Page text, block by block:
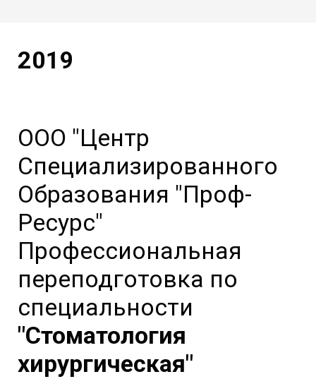
2019
ООО "Центр
Специализированного
Образования "Проф-
Ресурс"
Профессиональная
переподготовка по
специальности
"Стоматология
хирургическая"